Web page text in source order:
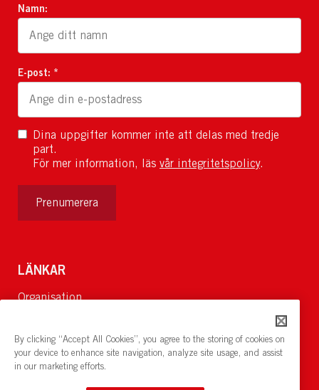
Namn:
E-post: *
Dina uppgifter kommer inte att delas med tredje
part.
För mer information, läs vår integritetspolicy.
Prenumerera
LÄNKAR
Organisation
Lediga jobb
Nyheter och pressrum
Restaurang och konferens: cirkelnstockholm.se
By clicking “Accept All Cookies”, you agree to the storing of cookies on
your device to enhance site navigation, analyze site usage, and assist
in our marketing efforts.